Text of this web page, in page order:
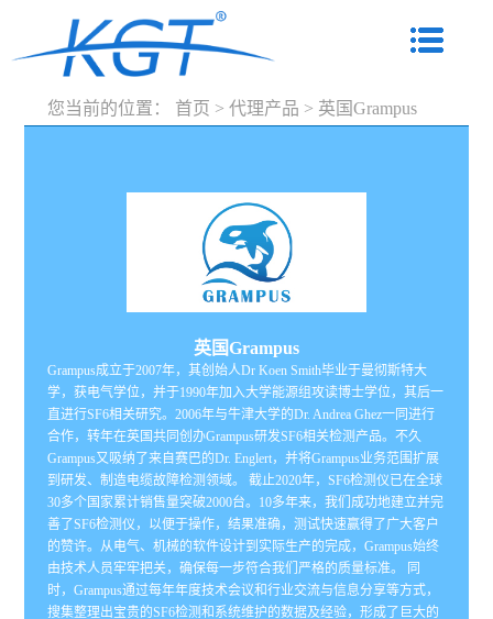
您当前的位置： 首页 > 代理产品 > 英国Grampus
英国Grampus
Grampus成立于2007年，其创始人Dr Koen Smith毕业于曼彻斯特大
学，获电气学位，并于1990年加入大学能源组攻读博士学位，其后一
直进行SF6相关研究。2006年与牛津大学的Dr. Andrea Ghez一同进行
合作，转年在英国共同创办Grampus研发SF6相关检测产品。不久
Grampus又吸纳了来自赛巴的Dr. Englert，并将Grampus业务范围扩展
到研发、制造电缆故障检测领域。 截止2020年，SF6检测仪已在全球
30多个国家累计销售量突破2000台。10多年来，我们成功地建立并完
善了SF6检测仪，以便于操作，结果准确，测试快速赢得了广大客户
的赞许。从电气、机械的软件设计到实际生产的完成，Grampus始终
由技术人员牢牢把关，确保每一步符合我们严格的质量标准。 同
时，Grampus通过每年年度技术会议和行业交流与信息分享等方式，
搜集整理出宝贵的SF6检测和系统维护的数据及经验，形成了巨大的